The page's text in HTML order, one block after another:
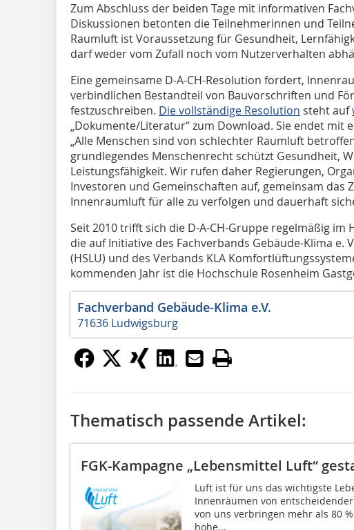
Zum Abschluss der beiden Tage mit informativen
Diskussionen betonten die Teilnehmerinnen und
Raumluft ist Voraussetzung für Gesundheit,
darf weder vom Zufall noch vom Nutzerverhalten
Eine gemeinsame D-A-CH-Resolution fordert,
verbindlichen Bestandteil von Bauvorschriften und
festzuschreiben. Die vollständige Resolution steht auf
„Dokumente/Literatur“ zum Download. Sie endet mit
„Alle Menschen sind von schlechter Raumluft
grundlegendes Menschenrecht schützt Gesundheit,
Leistungsfähigkeit. Wir rufen daher Regierungen,
Investoren und Gemeinschaften auf, gemeinsam das
Innenraumluft für alle zu verfolgen und dauerhaft
Seit 2010 trifft sich die D-A-CH-Gruppe regelmäßig im
die auf Initiative des Fachverbands Gebäude-Klima e.
(HSLU) und des Verbands KLA
kommenden Jahr ist die Hochschule Rosenheim
Fachverband Gebäude-Klima e.V.
71636 Ludwigsburg
Thematisch passende Artikel:
FGK-Kampagne „Lebensmittel Luft“
Luft ist für uns das wichtigste
Innenräumen von
von uns verbringen mehr als 80
hohe...